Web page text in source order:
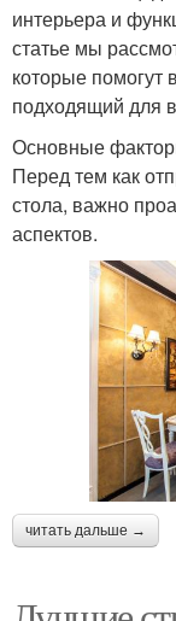
интерьера и
статье мы
которые помогут
подходящий для
Основные
Перед тем как
стола, важно
аспектов.
читать дальше →